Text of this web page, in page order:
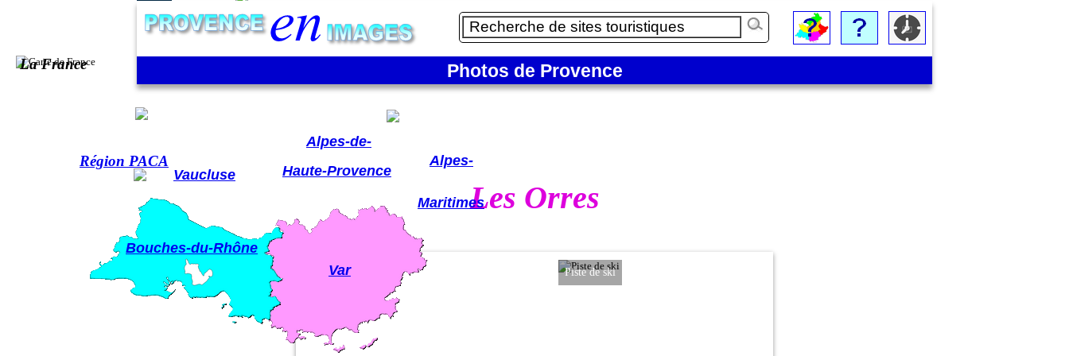
Photos de Provence
Les Orres
Ecrins et sur les Orres (le village) Piste de ski
La France
Région PACA
Bouches-du-Rhône
Vaucluse
Var
Alpes-
Maritimes
Alpes-de-
Haute-Provence